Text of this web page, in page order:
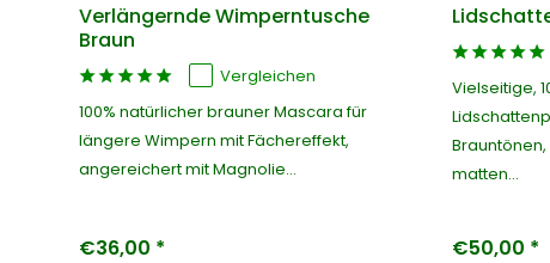
Verlängernde Wimperntusche
Braun
Vergleichen
100% natürlicher brauner Mascara für
längere Wimpern mit Fächereffekt,
angereichert mit Magnolie...
€36,00 *
Vielseitige,
matten...
€50,00 *